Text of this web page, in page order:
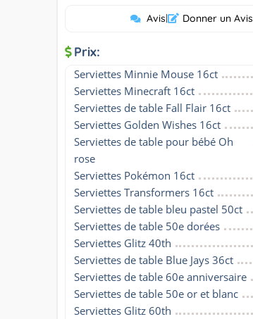
Avis| Donner un Avis
Prix:
Serviettes Minnie Mouse 16ct
Serviettes Minecraft 16ct
Serviettes de table Fall Flair 16ct
Serviettes Golden Wishes 16ct
Serviettes de table pour bébé Oh
rose
Serviettes Pokémon 16ct
Serviettes Transformers 16ct
Serviettes de table bleu pastel 50ct
Serviettes de table 50e dorées
Serviettes Glitz 40th
Serviettes de table Blue Jays 36ct
Serviettes de table 60e anniversaire
Serviettes de table 50e or et blanc
Serviettes Glitz 60th